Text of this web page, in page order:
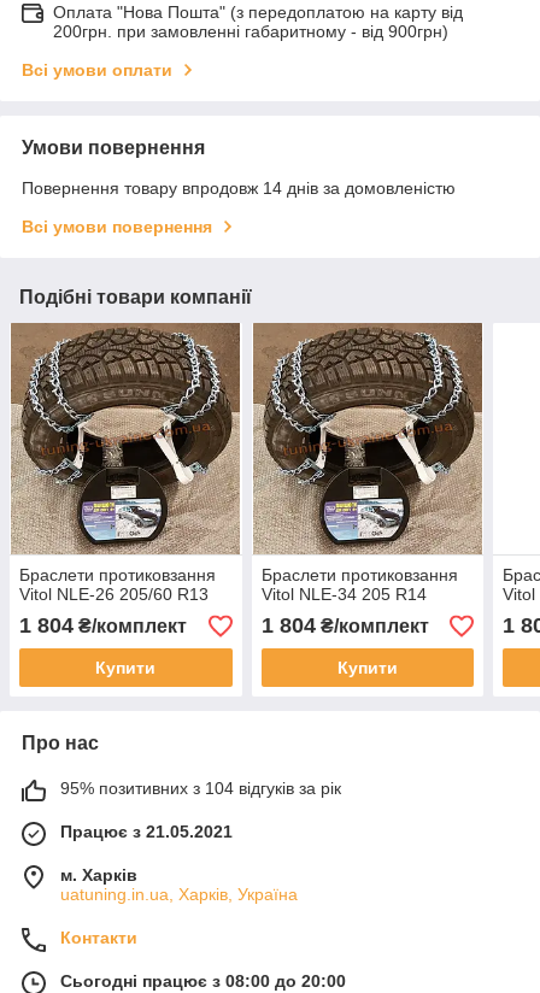
Оплата "Нова Пошта" (з передоплатою на карту від
200грн. при замовленні габаритному - від 900грн)
Всі умови оплати
Умови повернення
Повернення товару впродовж 14 днів за домовленістю
Всі умови повернення
Подібні товари компанії
Браслети протиковзання
Vitol NLE-26 205/60 R13
1 804 ₴/комплект
Купити
Браслети протиковзання
Vitol NLE-34 205 R14
1 804₴/комплект
Купити
Vitol
1
Про нас
95% позитивних з 104 відгуків за рік
Працює з 21.05.2021
м. Харків
uatuning.in.ua, Харків, Україна
Контакти
Сьогодні працює з 08:00 до 20:00